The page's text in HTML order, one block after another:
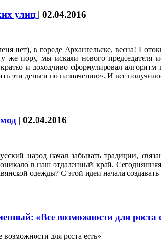
улиц | 02.04.2016
нет), в городе Архангельске, весна!
же пору, мы искали нового
и доходчиво сформулировал
эти деньги по назначению». И всё
| 02.04.2016
народ начал забывать традиции,
в наш отдаленный край.
одежды? С этой идеи начала
«Все возможности для роста